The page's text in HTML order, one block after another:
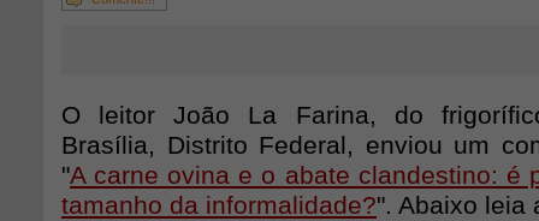
O leitor João La Farina, do
Brasília, Distrito Federal, enviou um
"A carne ovina e o abate clandestino: é
tamanho da informalidade?". Abaixo leia